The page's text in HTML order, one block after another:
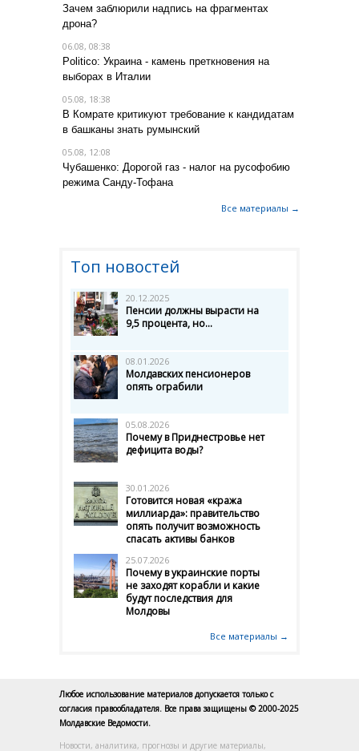
Зачем заблюрили надпись на фрагментах
дрона?
06.08, 08:38
Politico: Украина - камень преткновения на
выборах в Италии
05.08, 18:38
В Комрате критикуют требование к кандидатам
в башканы знать румынский
05.08, 12:08
Чубашенко: Дорогой газ - налог на русофобию
режима Санду-Тофана
Все материалы →
Топ новостей
20.12.2025
Пенсии должны вырасти на
9,5 процента, но...
08.01.2026
Молдавских пенсионеров
опять ограбили
05.08.2026
Почему в Приднестровье нет
дефицита воды?
30.01.2026
Готовится новая «кража
миллиарда»: правительство
опять получит возможность
спасать активы банков
25.07.2026
Почему в украинские порты
не заходят корабли и какие
будут последствия для
Молдовы
Все материалы →
Любое использование материалов допускается только с
согласия правообладателя. Все права защищены © 2000-2025
Молдавские Ведомости.
Новости, аналитика, прогнозы и другие материалы,